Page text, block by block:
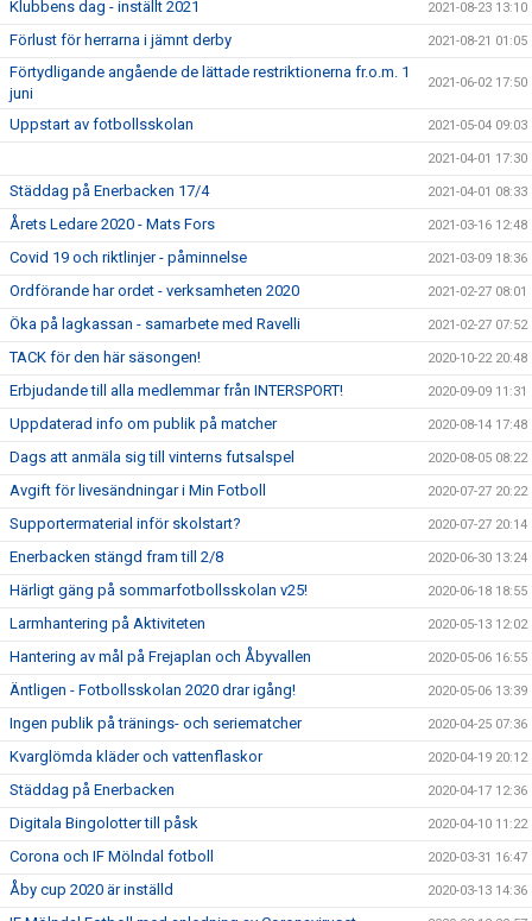
Klubbens dag - inställt 2021 2021-08-23 13:10
Förlust för herrarna i jämnt derby 2021-08-21 01:05
Förtydligande angående de lättade restriktionerna fr.o.m. 1
juni
2021-06-02 17:50
Uppstart av fotbollsskolan 2021-05-04 09:03
2021-04-01 17:30
Städdag på Enerbacken 17/4 2021-04-01 08:33
Årets Ledare 2020 - Mats Fors 2021-03-16 12:48
Covid 19 och riktlinjer - påminnelse 2021-03-09 18:36
Ordförande har ordet - verksamheten 2020 2021-02-27 08:01
Öka på lagkassan - samarbete med Ravelli 2021-02-27 07:52
TACK för den här säsongen! 2020-10-22 20:48
Erbjudande till alla medlemmar från INTERSPORT! 2020-09-09 11:31
Uppdaterad info om publik på matcher 2020-08-14 17:48
Dags att anmäla sig till vinterns futsalspel 2020-08-05 08:22
Avgift för livesändningar i Min Fotboll 2020-07-27 20:22
Supportermaterial inför skolstart? 2020-07-27 20:14
Enerbacken stängd fram till 2/8 2020-06-30 13:24
Härligt gäng på sommarfotbollsskolan v25! 2020-06-18 18:55
Larmhantering på Aktiviteten 2020-05-13 12:02
Hantering av mål på Frejaplan och Åbyvallen 2020-05-06 16:55
Äntligen - Fotbollsskolan 2020 drar igång! 2020-05-06 13:39
Ingen publik på tränings- och seriematcher 2020-04-25 07:36
Kvarglömda kläder och vattenflaskor 2020-04-19 20:12
Städdag på Enerbacken 2020-04-17 12:36
Digitala Bingolotter till påsk 2020-04-10 11:22
Corona och IF Mölndal fotboll 2020-03-31 16:47
Åby cup 2020 är inställd 2020-03-13 14:36